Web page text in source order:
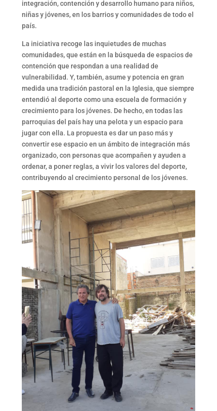
integración, contención y desarrollo humano para niños,
niñas y jóvenes, en los barrios y comunidades de todo el
país.
La iniciativa recoge las inquietudes de muchas
comunidades, que están en la búsqueda de espacios de
contención que respondan a una realidad de
vulnerabilidad. Y, también, asume y potencia en gran
medida una tradición pastoral en la Iglesia, que siempre
entendió al deporte como una escuela de formación y
crecimiento para los jóvenes. De hecho, en todas las
parroquias del país hay una pelota y un espacio para
jugar con ella. La propuesta es dar un paso más y
convertir ese espacio en un ámbito de integración más
organizado, con personas que acompañen y ayuden a
ordenar, a poner reglas, a vivir los valores del deporte,
contribuyendo al crecimiento personal de los jóvenes.